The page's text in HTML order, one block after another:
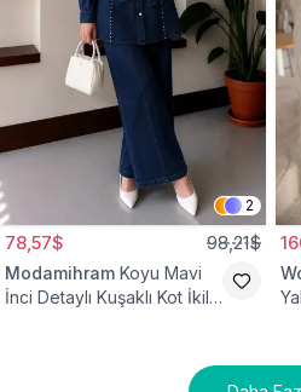
2
78,57$ 98,21$
Modamihram Koyu Mavi
İnci Detaylı Kuşaklı Kot İkili